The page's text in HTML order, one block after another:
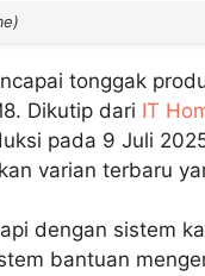
tonggak
Dikutip dari IT
pada 9 Juli
varian terbaru
dengan sistem
bantuan